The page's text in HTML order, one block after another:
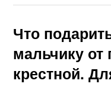
Что
мальчику от
крестной.